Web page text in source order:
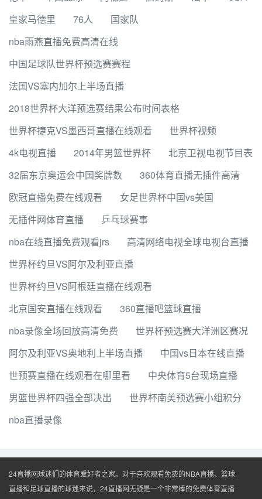
皇家马德里
76人
国家队
nba雨燕直播免费高清在线
中国足球队世界杯预选赛赛程
法国VS塞内加尔上半场直播
2018世界杯大洋预选赛结果公布时间表格
世界杯捷克VS墨西哥直播在线观看
世界杯视频
4k电视直播
2014年男篮世界杯
北京卫视电视节目表
32届东京奥运会中国奖牌数
360体育直播无插件高清
欧冠直播免费在线观看
女足世界杯中国vs美国
无插件网体育直播
乒乓球赛事
nba在线直播免费观看jrs
高清网络电视全球电视台直播
世界杯约旦VS阿尔及利亚直播
世界杯约旦VS阿根廷直播在线观看
北京国安直播在线观看
360直播吧篮球直播
nba录像全场回放高清免费
世界杯预选赛大洋洲区赛况
阿尔及利亚VS奥地利上半场直播
中国vs日本在线直播
世预赛直播在线观看在哪里看
中央体育5台现场直播
男篮世界杯四强全部决出
世界杯南美预选赛小组积分
nba直播录像
24直播网球迷们的体育爱好者之家。对于喜欢观看免费的NBA直播、篮球
直播和足球直播的球迷来说，24直播网无疑是一个非常棒的免费体育直播